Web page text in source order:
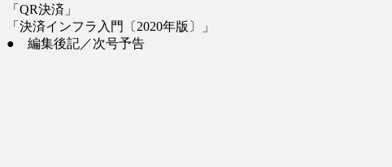
「QR決済」
「決済インフラ入門〔2020年版〕」
● 編集後記／次号予告